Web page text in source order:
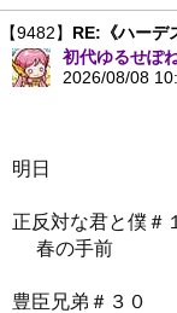
【9482】 RE:《ハーデ
初代ゆるせぽ
2026/08/08
明日
正反対な君と僕＃
春の手前
豊臣兄弟＃３０